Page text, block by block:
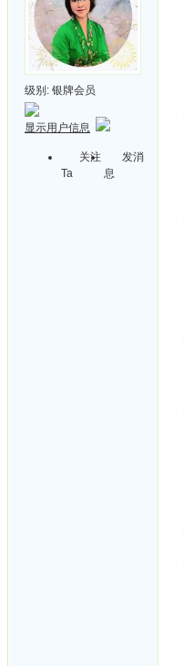
级别: 银牌会员
显示用户信息
关注
Ta
发消
息